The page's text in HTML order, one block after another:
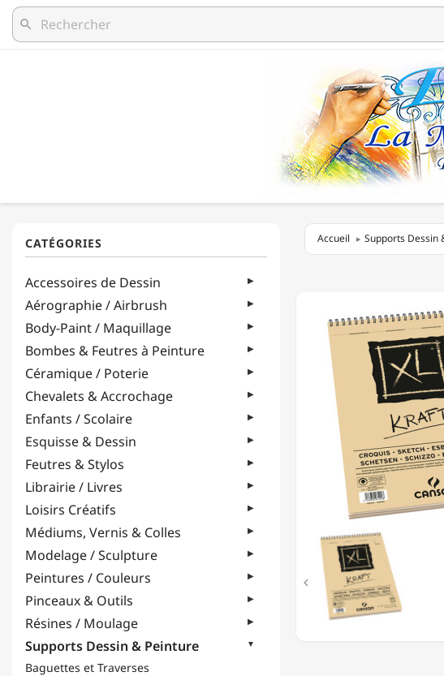
search
Accessoires de Dessin
Aérographie / Airbrush
Body-Paint / Maquillage
Bombes & Feutres à Peinture
Céramique / Poterie
Chevalets & Accrochage
Enfants / Scolaire
Esquisse & Dessin
Feutres & Stylos
Librairie / Livres
Loisirs Créatifs
Médiums, Vernis & Colles
Modelage / Sculpture
Peintures / Couleurs
Pinceaux & Outils
Résines / Moulage
Supports Dessin & Peinture
Baguettes et Traverses
Accueil Supports Dessin
KRAFT
FEUILLES
G/M²
FORMAT
